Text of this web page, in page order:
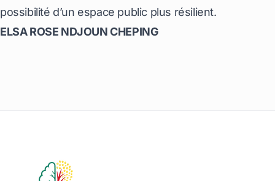
possibilité d’un espace public plus résilient.
ELSA ROSE NDJOUN CHEPING